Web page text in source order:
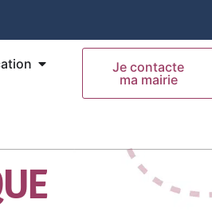
Ouvrir Communication
Je contacte
ma mairie